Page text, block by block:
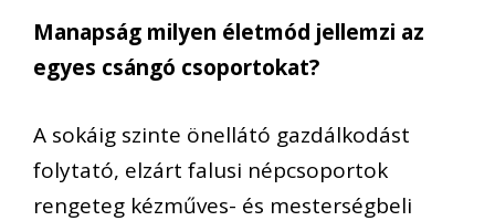
Manapság milyen életmód jellemzi az
egyes csángó csoportokat?
A sokáig szinte önellátó gazdálkodást
folytató, elzárt falusi népcsoportok
rengeteg kézműves- és mesterségbeli